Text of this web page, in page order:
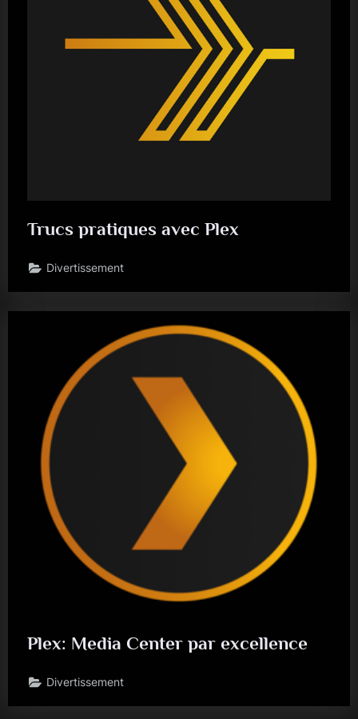
Trucs pratiques avec Plex
Divertissement
Plex: Media Center par excellence
Divertissement